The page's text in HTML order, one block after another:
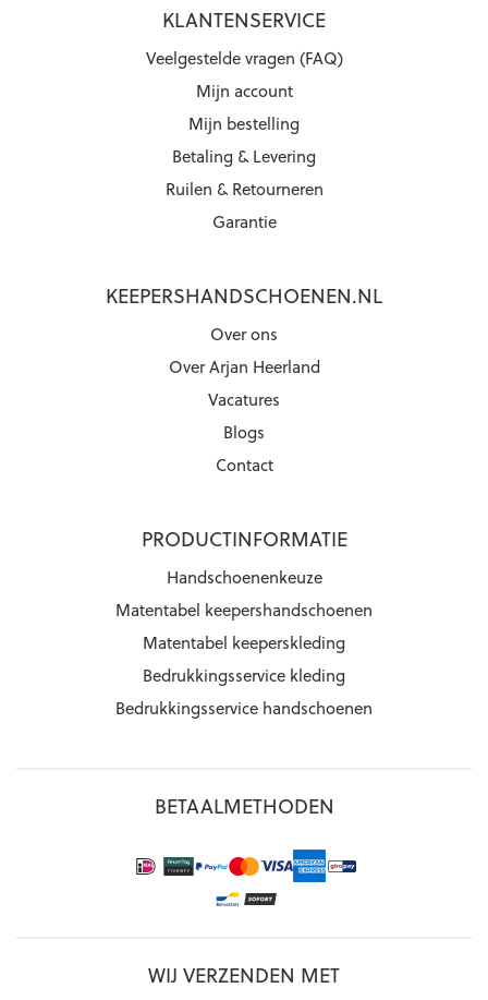
KLANTENSERVICE
Veelgestelde vragen (FAQ)
Mijn account
Mijn bestelling
Betaling & Levering
Ruilen & Retourneren
Garantie
KEEPERSHANDSCHOENEN.NL
Over ons
Over Arjan Heerland
Vacatures
Blogs
Contact
PRODUCTINFORMATIE
Handschoenenkeuze
Matentabel keepershandschoenen
Matentabel keeperskleding
Bedrukkingsservice kleding
Bedrukkingsservice handschoenen
BETAALMETHODEN
WIJ VERZENDEN MET